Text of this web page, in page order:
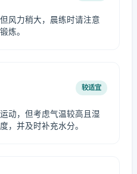
风力稍大，晨练时请注意
炼。
较适宜
动，但考虑气温较高且湿
，并及时补充水分。